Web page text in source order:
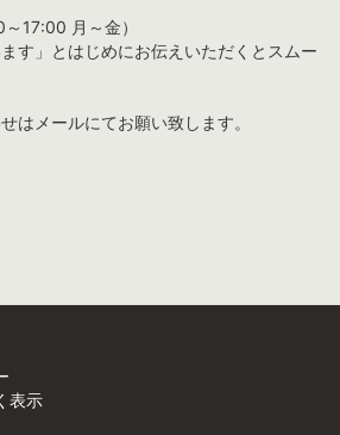
17:00 月～金）
す」とはじめにお伝えいただくとスムー
はメールにてお願い致します。
表示